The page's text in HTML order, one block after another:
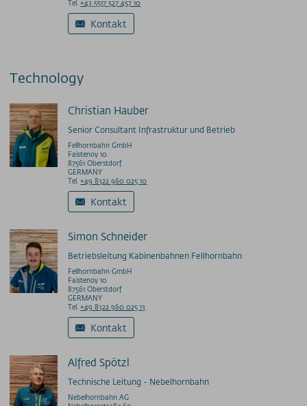
Tel.+43 5517 527 457 10
Kontakt
Technology
Christian Hauber
Senior Consultant Infrastruktur und Betrieb
Fellhornbahn GmbH
Faistenoy 10
87561 Oberstdorf
GERMANY
Tel.+49 8322 960 025 10
Kontakt
Simon Schneider
Betriebsleitung Kabinenbahnen Fellhornbahn
Fellhornbahn GmbH
Faistenoy 10
87561 Oberstdorf
GERMANY
Tel.+49 8322 960 025 13
Kontakt
Alfred Spötzl
Technische Leitung - Nebelhornbahn
Nebelhornbahn AG